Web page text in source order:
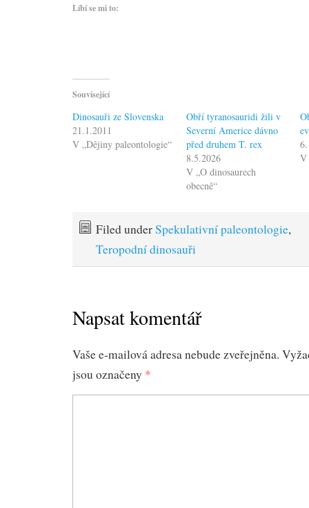
Líbí se mi to:
Související
Dinosauři ze Slovenska
21.1.2011
V „Dějiny paleontologie“
Obří tyranosauridi žili v
Severní Americe dávno
před druhem T. rex
8.5.2026
V „O dinosaurech
obecně“
V
Filed underSpekulativní paleontologie,
Teropodní dinosauři
Napsat komentář
Vaše e-mailová adresa nebude zveřejněna.
jsou označeny *